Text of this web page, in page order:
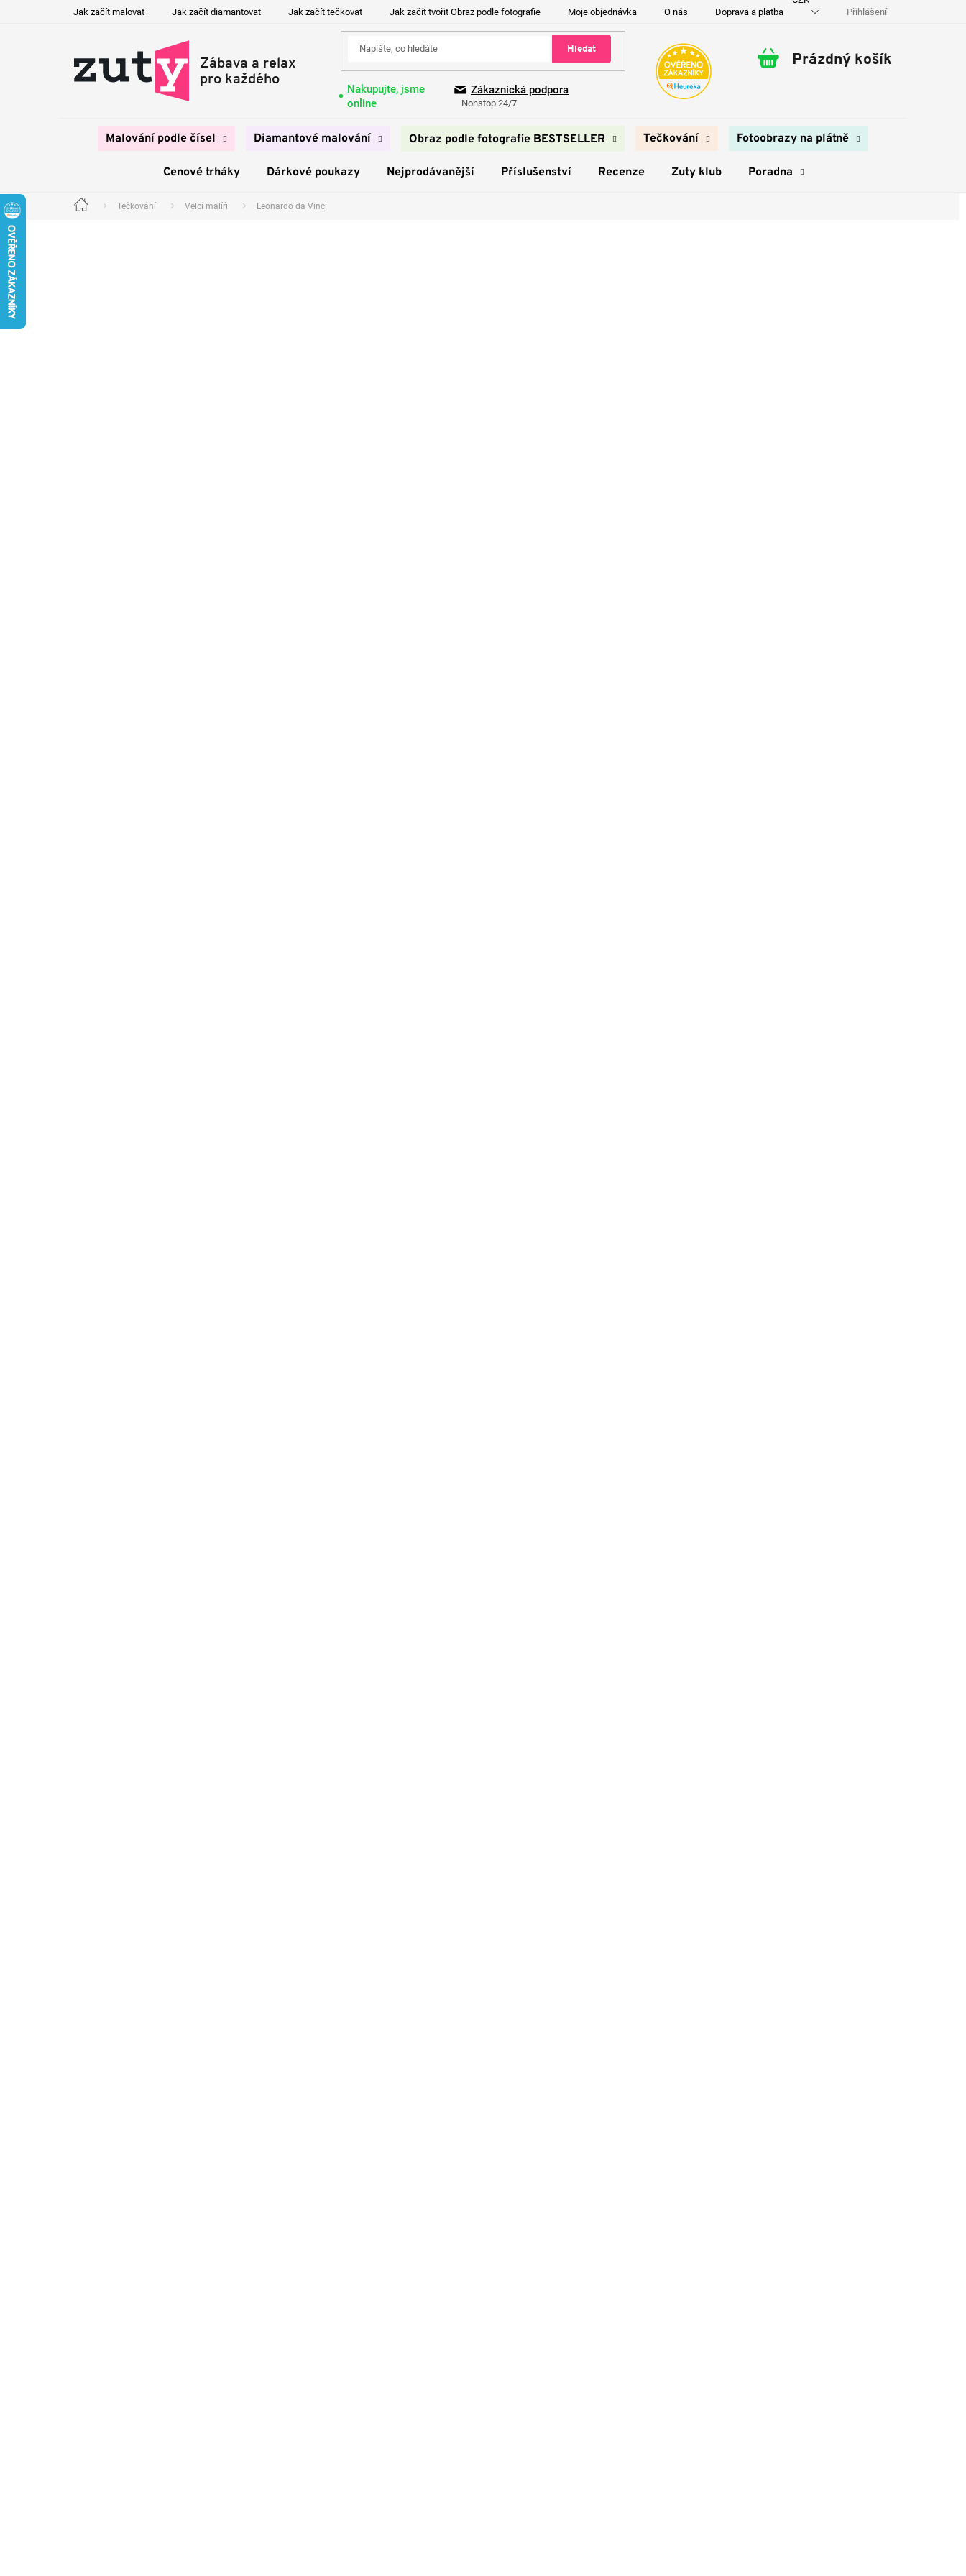
Jak začít malovat Jak začít diamantovat Jak začít tečkovat Jak začít tvořit Obraz podle fotografie Moje objednávka O nás Doprava a platba Kontakty Přihlášení
Hledat
Nakupujte, jsme
online
Zákaznická podpora
Nonstop 24/7
Nákupní
Prázdný košík
Malování podle čísel Diamantové malování Obraz podle fotografie BESTSELLER Tečkování Fotoobrazy na plátně
Cenové trháky Dárkové poukazy Nejprodávanější Příslušenství Recenze Zuty klub Poradna
Domů Tečkování Velcí malíři Leonardo da Vinci